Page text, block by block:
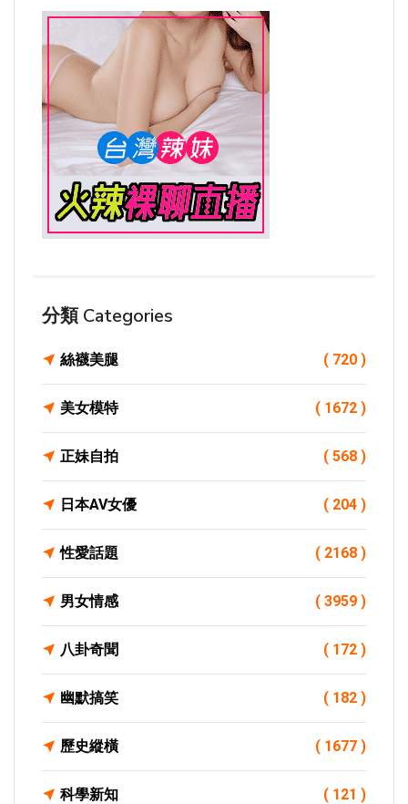
分類 Categories
絲襪美腿 ( 720 )
美女模特 ( 1672 )
正妹自拍 ( 568 )
日本AV女優 ( 204 )
性愛話題 ( 2168 )
男女情感 ( 3959 )
八卦奇聞 ( 172 )
幽默搞笑 ( 182 )
歷史縱橫 ( 1677 )
科學新知 ( 121 )